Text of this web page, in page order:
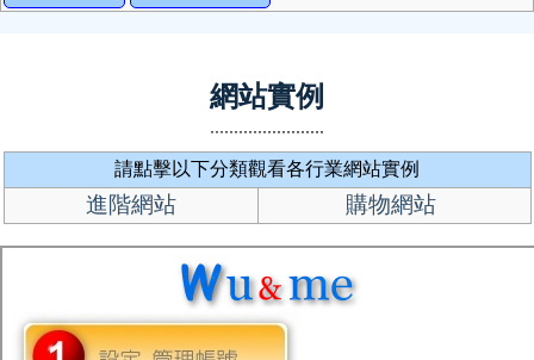
網站實例
請點擊以下分類觀看各行業網站實例
進階網站 購物網站